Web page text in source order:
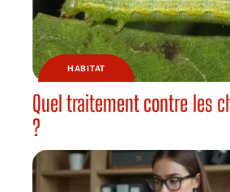
HABITAT
Quel traitement contre les
?